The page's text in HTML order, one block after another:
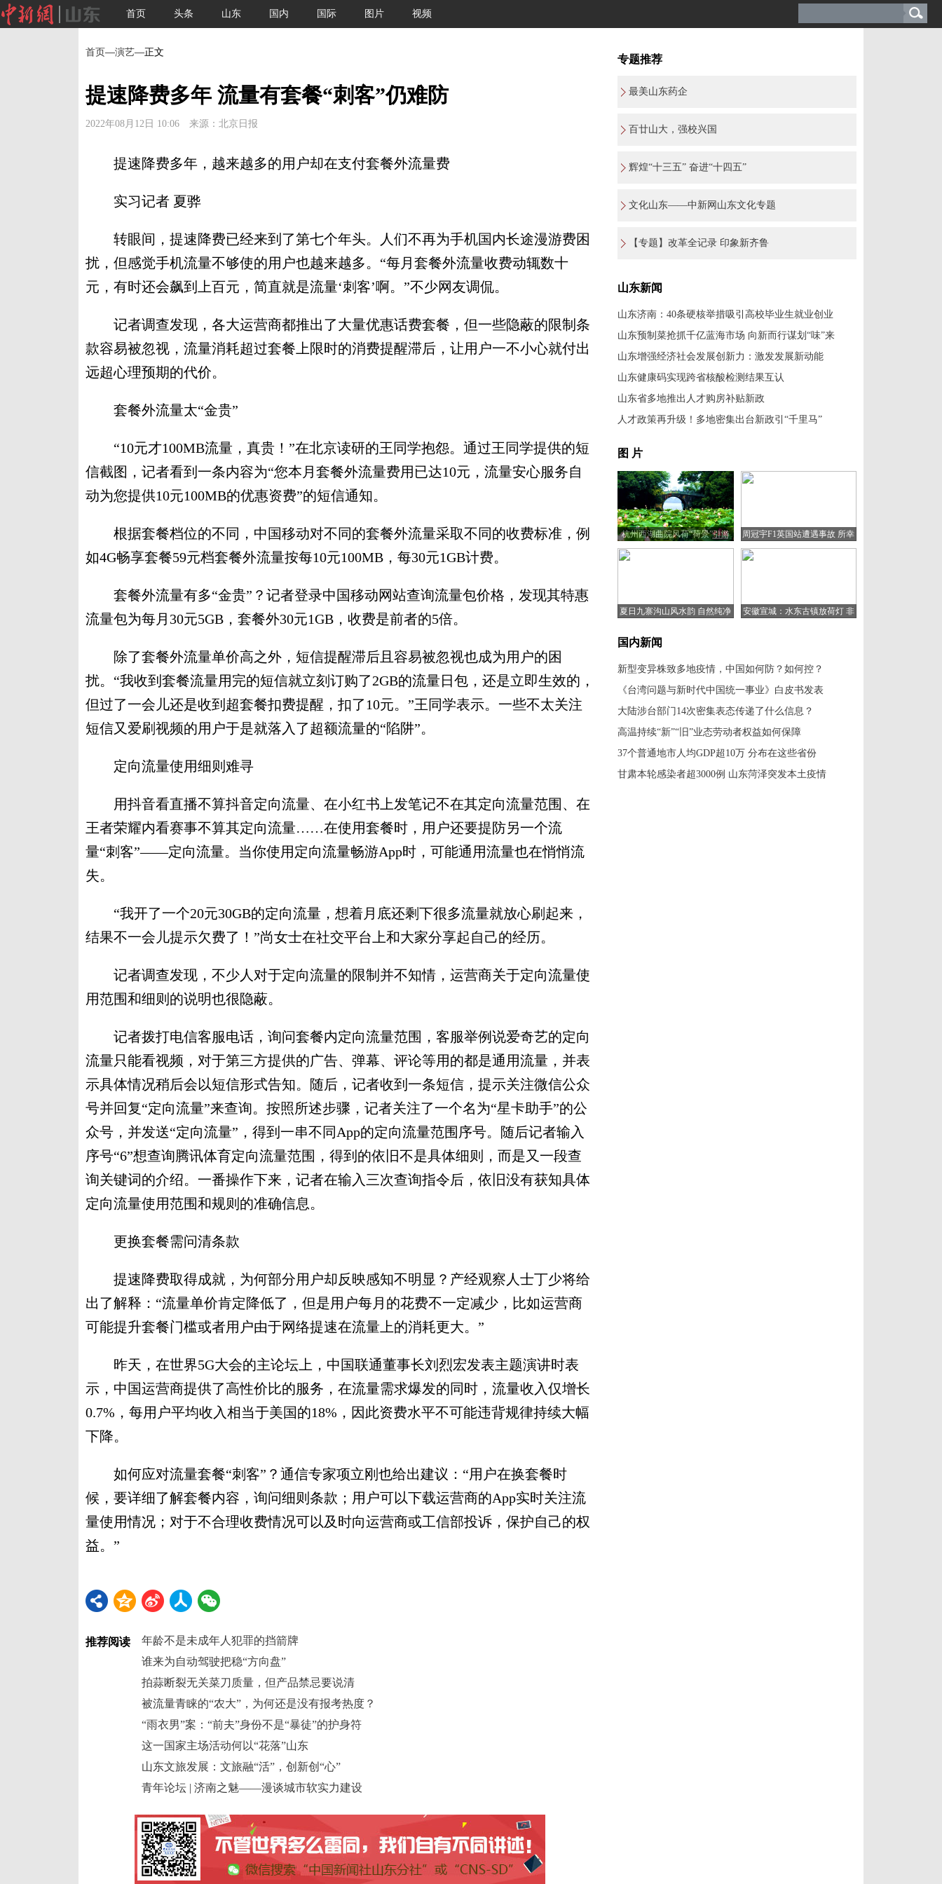
首页 头条 山东 国内 国际 图片 视频
首页—演艺—正文
提速降费多年 流量有套餐“刺客”仍难防
2022年08月12日 10:06 来源：北京日报
提速降费多年，越来越多的用户却在支付套餐外流量费
实习记者 夏骅
转眼间，提速降费已经来到了第七个年头。人们不再为手机国内长途漫游费困
扰，但感觉手机流量不够使的用户也越来越多。“每月套餐外流量收费动辄数十
元，有时还会飙到上百元，简直就是流量‘刺客’啊。”不少网友调侃。
记者调查发现，各大运营商都推出了大量优惠话费套餐，但一些隐蔽的限制条
款容易被忽视，流量消耗超过套餐上限时的消费提醒滞后，让用户一不小心就付出
远超心理预期的代价。
套餐外流量太“金贵”
“10元才100MB流量，真贵！”在北京读研的王同学抱怨。通过王同学提供的短
信截图，记者看到一条内容为“您本月套餐外流量费用已达10元，流量安心服务自
动为您提供10元100MB的优惠资费”的短信通知。
根据套餐档位的不同，中国移动对不同的套餐外流量采取不同的收费标准，例
如4G畅享套餐59元档套餐外流量按每10元100MB，每30元1GB计费。
套餐外流量有多“金贵”？记者登录中国移动网站查询流量包价格，发现其特惠
流量包为每月30元5GB，套餐外30元1GB，收费是前者的5倍。
除了套餐外流量单价高之外，短信提醒滞后且容易被忽视也成为用户的困
扰。“我收到套餐流量用完的短信就立刻订购了2GB的流量日包，还是立即生效的，
但过了一会儿还是收到超套餐扣费提醒，扣了10元。”王同学表示。一些不太关注
短信又爱刷视频的用户于是就落入了超额流量的“陷阱”。
定向流量使用细则难寻
用抖音看直播不算抖音定向流量、在小红书上发笔记不在其定向流量范围、在
王者荣耀内看赛事不算其定向流量……在使用套餐时，用户还要提防另一个流
量“刺客”——定向流量。当你使用定向流量畅游App时，可能通用流量也在悄悄流
失。
“我开了一个20元30GB的定向流量，想着月底还剩下很多流量就放心刷起来，
结果不一会儿提示欠费了！”尚女士在社交平台上和大家分享起自己的经历。
记者调查发现，不少人对于定向流量的限制并不知情，运营商关于定向流量使
用范围和细则的说明也很隐蔽。
记者拨打电信客服电话，询问套餐内定向流量范围，客服举例说爱奇艺的定向
流量只能看视频，对于第三方提供的广告、弹幕、评论等用的都是通用流量，并表
示具体情况稍后会以短信形式告知。随后，记者收到一条短信，提示关注微信公众
号并回复“定向流量”来查询。按照所述步骤，记者关注了一个名为“星卡助手”的公
众号，并发送“定向流量”，得到一串不同App的定向流量范围序号。随后记者输入
序号“6”想查询腾讯体育定向流量范围，得到的依旧不是具体细则，而是又一段查
询关键词的介绍。一番操作下来，记者在输入三次查询指令后，依旧没有获知具体
定向流量使用范围和规则的准确信息。
更换套餐需问清条款
提速降费取得成就，为何部分用户却反映感知不明显？产经观察人士丁少将给
出了解释：“流量单价肯定降低了，但是用户每月的花费不一定减少，比如运营商
可能提升套餐门槛或者用户由于网络提速在流量上的消耗更大。”
昨天，在世界5G大会的主论坛上，中国联通董事长刘烈宏发表主题演讲时表
示，中国运营商提供了高性价比的服务，在流量需求爆发的同时，流量收入仅增长
0.7%，每用户平均收入相当于美国的18%，因此资费水平不可能违背规律持续大幅
下降。
如何应对流量套餐“刺客”？通信专家项立刚也给出建议：“用户在换套餐时
候，要详细了解套餐内容，询问细则条款；用户可以下载运营商的App实时关注流
量使用情况；对于不合理收费情况可以及时向运营商或工信部投诉，保护自己的权
益。”
推荐阅读
年龄不是未成年人犯罪的挡箭牌
谁来为自动驾驶把稳“方向盘”
拍蒜断裂无关菜刀质量，但产品禁忌要说清
被流量青睐的“农大”，为何还是没有报考热度？
“雨衣男”案：“前夫”身份不是“暴徒”的护身符
这一国家主场活动何以“花落”山东
山东文旅发展：文旅融“活”，创新创“心”
青年论坛 | 济南之魅——漫谈城市软实力建设
专题推荐
最美山东药企
百廿山大，强校兴国
辉煌“十三五” 奋进“十四五”
文化山东——中新网山东文化专题
【专题】改革全记录 印象新齐鲁
山东新闻
山东济南：40条硬核举措吸引高校毕业生就业创业
山东预制菜抢抓千亿蓝海市场 向新而行谋划“味”来
山东增强经济社会发展创新力：激发发展新动能
山东健康码实现跨省核酸检测结果互认
山东省多地推出人才购房补贴新政
人才政策再升级！多地密集出台新政引“千里马”
图 片
杭州西湖曲院风荷“荷景”引游
人
周冠宇F1英国站遭遇事故 所幸
人无大碍
夏日九寨沟山风水韵 自然纯净
安徽宣城：水东古镇放荷灯 非
国内新闻
新型变异株致多地疫情，中国如何防？如何控？
《台湾问题与新时代中国统一事业》白皮书发表
大陆涉台部门14次密集表态传递了什么信息？
高温持续“新”“旧”业态劳动者权益如何保障
37个普通地市人均GDP超10万 分布在这些省份
甘肃本轮感染者超3000例 山东菏泽突发本土疫情